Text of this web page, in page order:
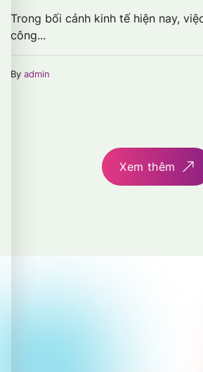
Trong bối cảnh kinh tế hiện nay,
công...
By admin
Xem thêm